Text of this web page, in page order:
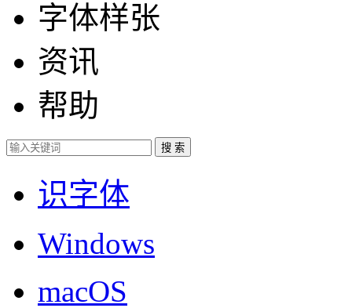
字体样张
资讯
帮助
识字体
Windows
macOS